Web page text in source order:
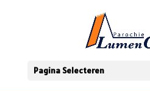
Pagina Selecteren